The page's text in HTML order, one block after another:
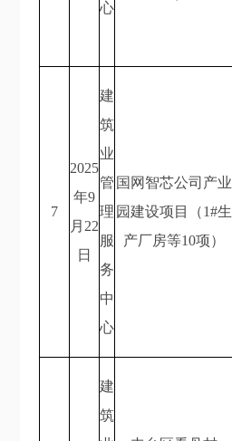
心
7
2025
年9
月22
日
建
筑
业
管
理
服
务
中
心
国网智芯公司产业
园建设项目（1#生
产厂房等10项）
建
筑